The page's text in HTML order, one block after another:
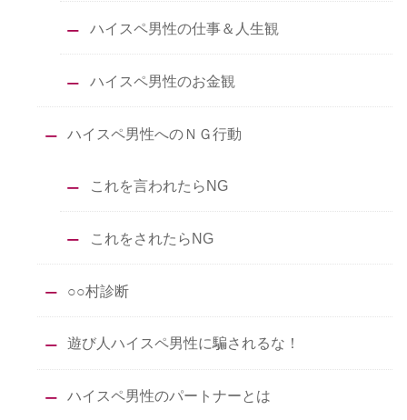
ハイスペ男性の仕事＆人生観
ハイスペ男性のお金観
ハイスペ男性へのＮＧ行動
これを言われたらNG
これをされたらNG
○○村診断
遊び人ハイスペ男性に騙されるな！
ハイスペ男性のパートナーとは